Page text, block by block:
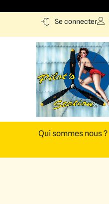
Se connecter
Qui sommes nous ?